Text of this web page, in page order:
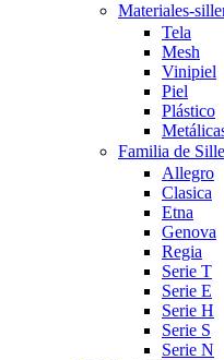
Materiales-
Tela
Mesh
Vinipiel
Piel
Plástico
Familia de
Allegro
Clasica
Etna
Genova
Regia
Serie T
Serie E
Serie H
Serie S
Serie N